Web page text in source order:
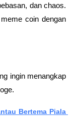
dan chaos.
coin dengan
ingin menangkap
Bertema Piala